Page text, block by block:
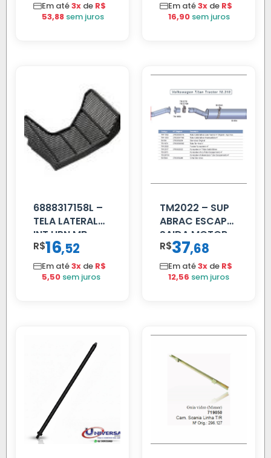
Em até3x de R$
53,88 sem juros
Em até3x de R$
16,90 sem juros
6888317158L –
TELA LATERAL
INT HPN MB
709/MB 1618 LD
TELA
R$16,52
Em até3x de R$
5,50 sem juros
TM2022 – SUP
ABRAC ESCAP
SAIDA MOTOR
VW TITAN
R$37,68
Em até3x de R$
12,56 sem juros